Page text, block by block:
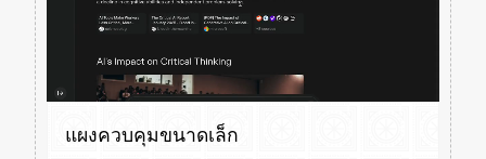
แผงควบคุมขนาดเล็ก